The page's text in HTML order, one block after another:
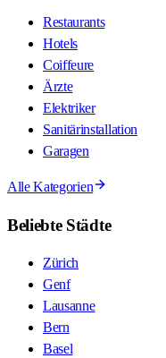
Restaurants
Hotels
Coiffeure
Ärzte
Elektriker
Sanitärinstallation
Garagen
Alle Kategorien
Beliebte Städte
Zürich
Genf
Lausanne
Bern
Basel